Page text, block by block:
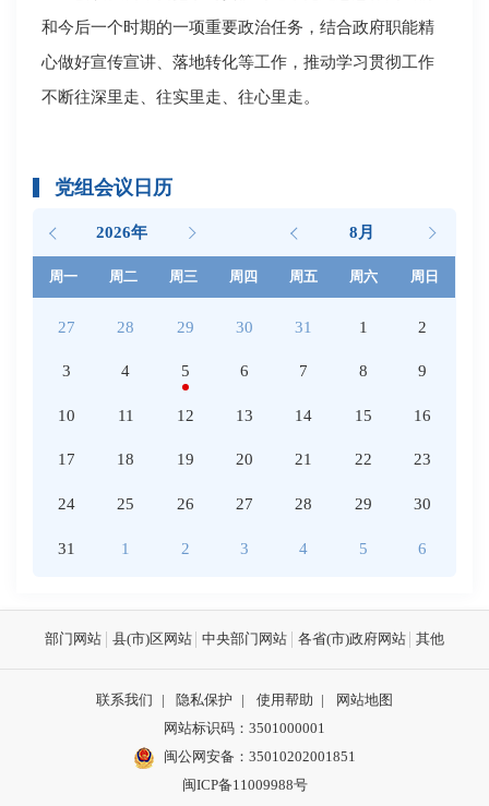
和今后一个时期的一项重要政治任务，结合政府职能精
心做好宣传宣讲、落地转化等工作，推动学习贯彻工作
不断往深里走、往实里走、往心里走。
党组会议日历
2026年 8月
周一 周二 周三 周四 周五 周六 周日
27 28 29 30 31 1 2
3 4 5 6 7 8 9
10 11 12 13 14 15 16
17 18 19 20 21 22 23
24 25 26 27 28 29 30
31 1 2 3 4 5 6
部门网站 县(市)区网站 中央部门网站 各省(市)政府网站 其他
联系我们 | 隐私保护 | 使用帮助 |
网站地图
网站标识码：3501000001
闽公网安备： 35010202001851
闽ICP备11009988号